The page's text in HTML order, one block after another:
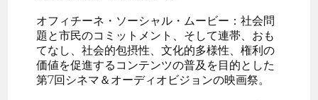
オフィチーネ・ソーシャル・ムービー：社会問
題と市民のコミットメント、そして連帯、おも
てなし、社会的包摂性、文化的多様性、権利の
価値を促進するコンテンツの普及を目的とした
第7回シネマ＆オーディオビジョンの映画祭。